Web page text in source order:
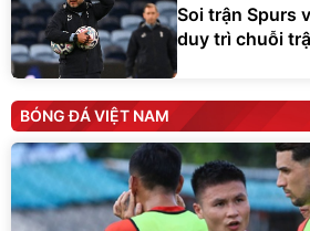
Soi trận Spurs
duy trì chuỗi
BÓNG ĐÁ VIỆT NAM